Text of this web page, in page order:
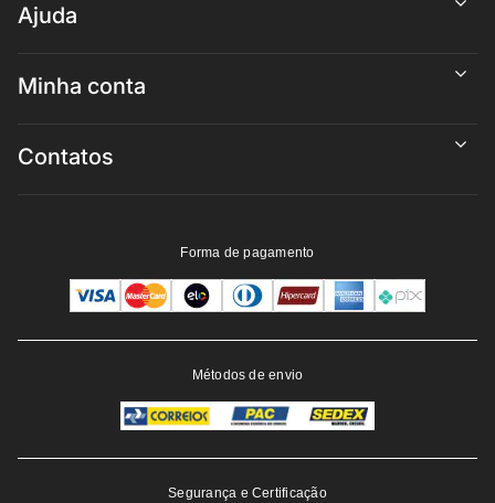
Ajuda
Minha conta
Contatos
Forma de pagamento
Métodos de envio
Segurança e Certificação